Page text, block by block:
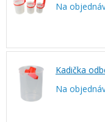
Na
Kadička
Na